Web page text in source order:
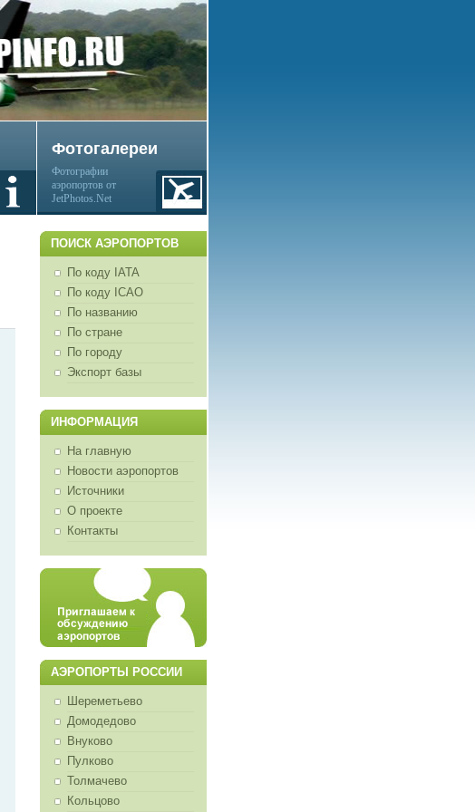
Фотогалереи
Фотографии
аэропортов от
JetPhotos.Net
ПОИСК АЭРОПОРТОВ
По коду IATA
По коду ICAO
По названию
По стране
По городу
Экспорт базы
ИНФОРМАЦИЯ
На главную
Новости аэропортов
Источники
О проекте
Контакты
АЭРОПОРТЫ РОССИИ
Шереметьево
Домодедово
Внуково
Пулково
Толмачево
Кольцово